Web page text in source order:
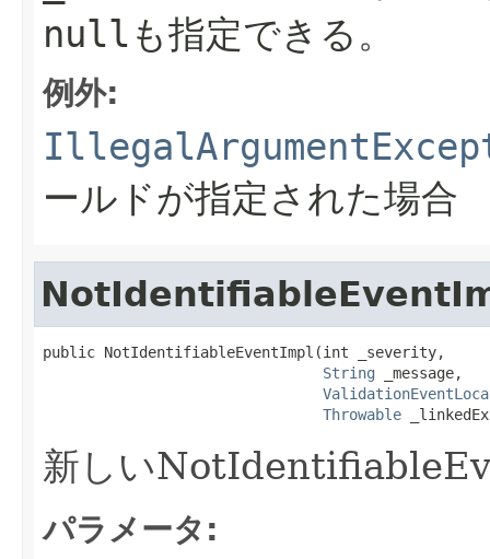
nullも指定できる。
例外:
ールドが指定された場合
public NotIdentifiableEventImpl(int _severity,
String _message,
Throwable
新しい
パラメータ: